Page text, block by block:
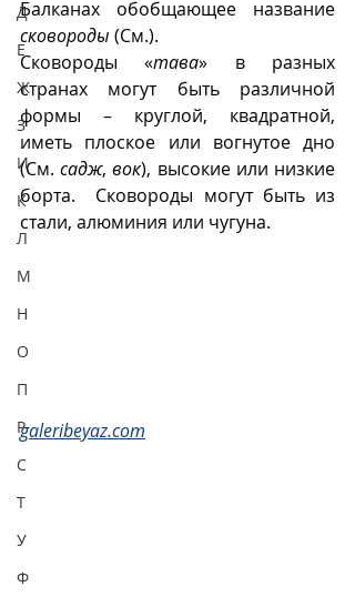
Д
Е
Ж
З
И
К
Л
М
Н
О
П
Р
С
Т
У
Ф
сковороды (См.).
Сковороды «тава» в разных
странах могут быть различной
формы – круглой, квадратной,
иметь плоское или вогнутое дно
(См. садж, вок), высокие или низкие
борта.  Сковороды могут быть из
стали, алюминия или чугуна.
galeribeyaz.com